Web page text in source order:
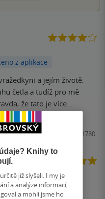
z aplikace
a jejím životě.
četla a tudíž pro mě
že tato je více
líbila.
Fobos, 2022, 9788027701780
Knihy to
již slyšeli. I my je
a analýze informací,
a mohli jsme ho